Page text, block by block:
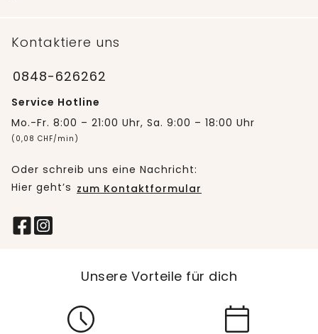
Kontaktiere uns
0848-626262
Service Hotline
Mo.-Fr. 8:00 – 21:00 Uhr, Sa. 9:00 – 18:00 Uhr
(0,08 CHF/min)
Oder schreib uns eine Nachricht:
Hier geht’s zum Kontaktformular
Unsere Vorteile für dich